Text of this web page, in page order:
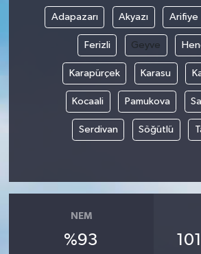
Adapazarı Akyazı Arifiye
Ferizli Geyve
Karapürçek Karasu
Kocaali Pamukova
Serdivan Söğütlü
NEM
%93